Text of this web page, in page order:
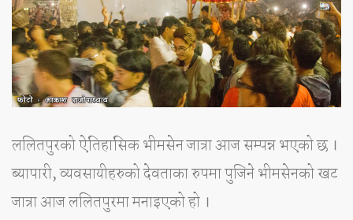
ललितपुरको ऐतिहासिक भीमसेन जात्रा आज सम्पन्न भएको छ ।
ब्यापारी, व्यवसायीहरुको देवताका रुपमा पुजिने भीमसेनको खट
जात्रा आज ललितपुरमा मनाइएको हो ।